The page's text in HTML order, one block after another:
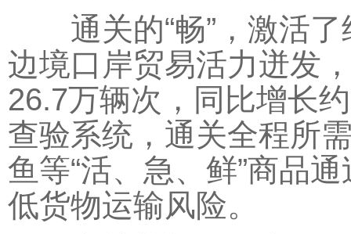
通关的“畅”，激活了
边境口岸贸易活力迸发
26.7万辆次，同比增长
查验系统，通关全程所
鱼等“活、急、鲜”商品
低货物运输风险。